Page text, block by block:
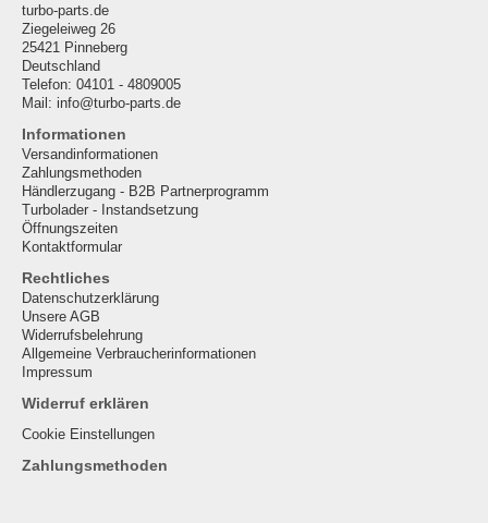
turbo-parts.de
Ziegeleiweg 26
25421 Pinneberg
Deutschland
Telefon: 04101 - 4809005
Mail: info@turbo-parts.de
Informationen
Versandinformationen
Zahlungsmethoden
Händlerzugang - B2B Partnerprogramm
Turbolader - Instandsetzung
Öffnungszeiten
Kontaktformular
Rechtliches
Datenschutzerklärung
Unsere AGB
Widerrufsbelehrung
Allgemeine Verbraucherinformationen
Impressum
Widerruf erklären
Cookie Einstellungen
Zahlungsmethoden